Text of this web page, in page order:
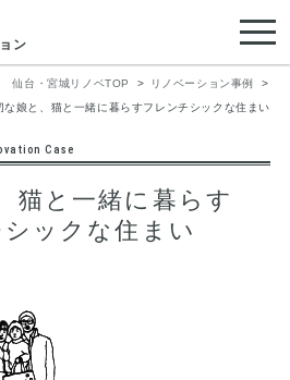
ン
仙台・宮城リノベTOP
リノベーション事例
な娘と、猫と一緒に暮らすフレンチシックな住まい
Case
猫と一緒に暮らす
ックな住まい